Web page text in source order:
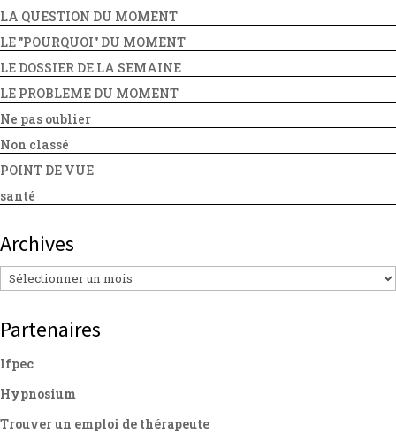
LA QUESTION DU MOMENT
LE "POURQUOI" DU MOMENT
LE DOSSIER DE LA SEMAINE
LE PROBLEME DU MOMENT
Ne pas oublier
Non classé
POINT DE VUE
santé
Archives
Archives
Partenaires
Ifpec
Hypnosium
Trouver un emploi de thérapeute